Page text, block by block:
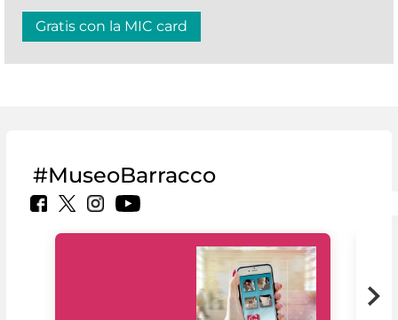
Gratis con la MIC card
#MuseoBarracco